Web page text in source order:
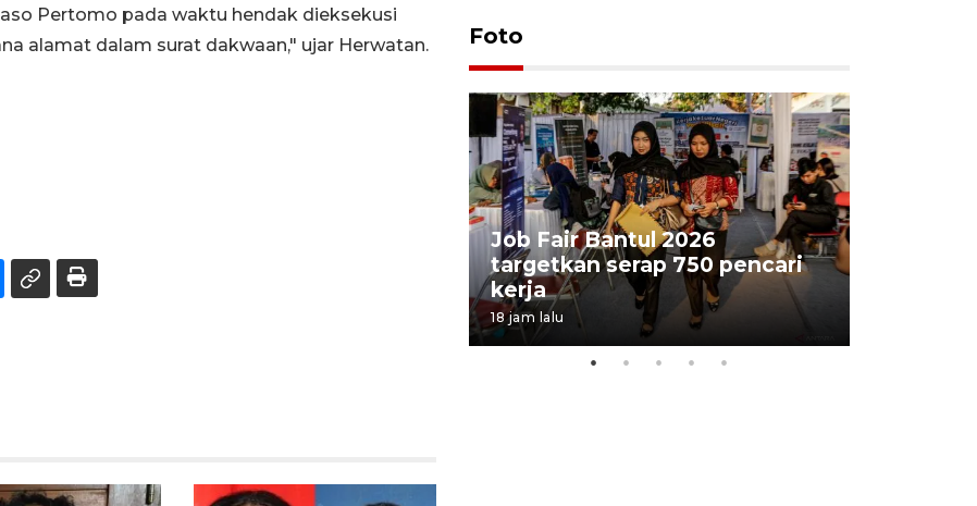
Pertomo pada waktu hendak dieksekusi
alamat dalam surat dakwaan," ujar Herwatan.
Foto
Job Fair Bantul 2026
targetkan serap 750 pencari
kerja
18 jam lalu